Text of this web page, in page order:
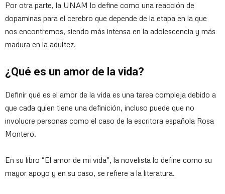
Por otra parte, la UNAM lo define como una reacción de
dopaminas para el cerebro que depende de la etapa en la que
nos encontremos, siendo más intensa en la adolescencia y más
madura en la adultez.
¿Qué es un amor de la vida?
Definir qué es el amor de la vida es una tarea compleja debido a
que cada quien tiene una definición, incluso puede que no
involucre personas como el caso de la escritora española Rosa
Montero.
En su libro “El amor de mi vida”, la novelista lo define como su
mayor apoyo y en su caso, se refiere a la literatura.